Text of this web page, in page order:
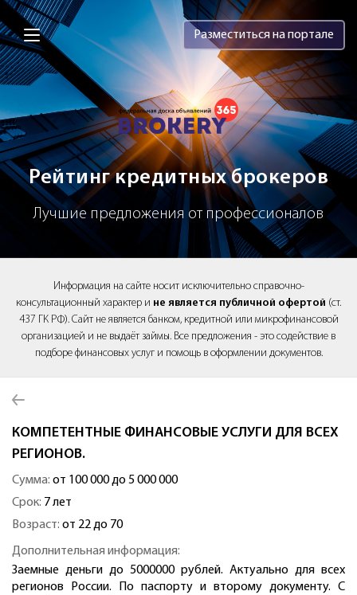
Brokery365 - Рейтинг кредитных
Разместиться на портале
Рейтинг кредитных брокеров
Лучшие предложения от профессионалов
Информация на сайте носит исключительно справочно-
консультационный характер и не является публичной офертой (ст.
437 ГК РФ). Сайт не является банком, кредитной или микрофинансовой
организацией и не выдаёт займы. Все предложения - это содействие в
подборе финансовых услуг и помощь в оформлении документов.
КОМПЕТЕНТНЫЕ ФИНАНСОВЫЕ УСЛУГИ ДЛЯ ВСЕХ
РЕГИОНОВ.
Сумма: от 100 000 до 5 000 000
Срок: 7 лет
Возраст: от 22 до 70
Дополнительная информация:
Заемные деньги до 5000000 рублей. Актуально для всех
регионов России. По паспорту и второму документу. С